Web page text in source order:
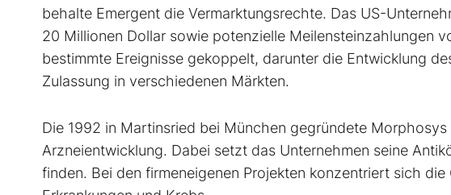
behalte Emergent die Vermarktungsrechte. Das US-
20 Millionen Dollar sowie potenzielle Meilensteinzahlungen
bestimmte Ereignisse gekoppelt, darunter die Entwicklung
Zulassung in verschiedenen Märkten.
Die 1992 in Martinsried bei München gegründete
Arzneientwicklung. Dabei setzt das Unternehmen seine
finden. Bei den firmeneigenen Projekten konzentriert sich